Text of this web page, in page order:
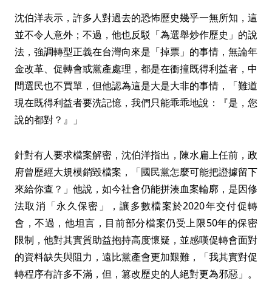
沈伯洋表示，許多人對過去的恐怖歷史幾乎一無所知，這
並不令人意外；不過，他也反駁「為選舉炒作歷史」的說
法，強調轉型正義在台灣向來是「掉票」的事情，無論年
金改革、促轉會或黨產處理，都是在衝撞既得利益者，中
間選民也不買單，但他認為這是大是大非的事情，「難道
現在既得利益者要洗記憶，我們只能乖乖地說：『是，您
說的都對？』」
針對有人要求檔案解密，沈伯洋指出，陳水扁上任前，政
府曾歷經大規模銷毀檔案，「國民黨怎麼可能把證據留下
來給你查？」他說，如今社會仍能拼湊血案輪廓，是因修
法取消「永久保密」，讓多數檔案於2020年交付促轉
會，不過，他坦言，目前部分檔案仍受上限50年的保密
限制，他對其實質助益抱持高度懷疑，並感嘆促轉會面對
的資料缺失與阻力，遠比黨產會更加艱難，「我其實對促
轉程序有許多不滿，但，篡改歷史的人絕對更為邪惡」。